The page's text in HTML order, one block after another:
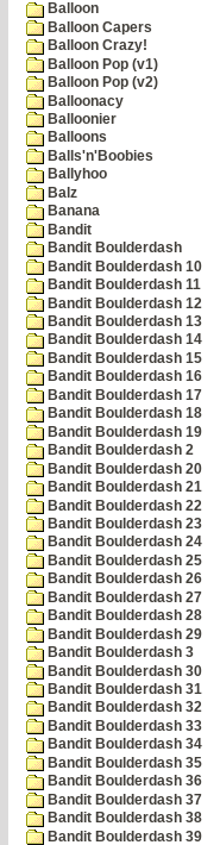
Balloon
Balloon Capers
Balloon Crazy!
Balloon Pop (v1)
Balloon Pop (v2)
Balloonacy
Balloonier
Balloons
Balls'n'Boobies
Ballyhoo
Balz
Banana
Bandit
Bandit Boulderdash
Bandit Boulderdash 10
Bandit Boulderdash 11
Bandit Boulderdash 12
Bandit Boulderdash 13
Bandit Boulderdash 14
Bandit Boulderdash 15
Bandit Boulderdash 16
Bandit Boulderdash 17
Bandit Boulderdash 18
Bandit Boulderdash 19
Bandit Boulderdash 2
Bandit Boulderdash 20
Bandit Boulderdash 21
Bandit Boulderdash 22
Bandit Boulderdash 23
Bandit Boulderdash 24
Bandit Boulderdash 25
Bandit Boulderdash 26
Bandit Boulderdash 27
Bandit Boulderdash 28
Bandit Boulderdash 29
Bandit Boulderdash 3
Bandit Boulderdash 30
Bandit Boulderdash 31
Bandit Boulderdash 32
Bandit Boulderdash 33
Bandit Boulderdash 34
Bandit Boulderdash 35
Bandit Boulderdash 36
Bandit Boulderdash 37
Bandit Boulderdash 38
Bandit Boulderdash 39